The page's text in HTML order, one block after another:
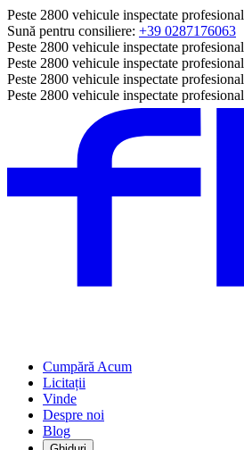
Peste 2800 vehicule inspectate profesional
Sună pentru consiliere: +39 0287176063
Peste 2800 vehicule inspectate profesional
Peste 2800 vehicule inspectate profesional
Peste 2800 vehicule inspectate profesional
Peste 2800 vehicule inspectate profesional
Cumpără Acum
Licitații
Vinde
Despre noi
Blog